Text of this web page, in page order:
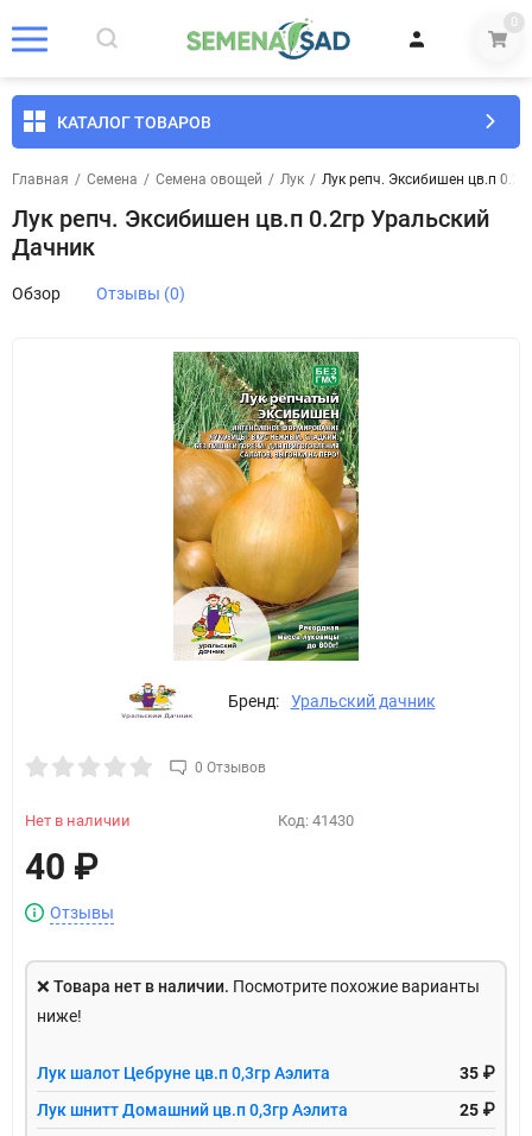
0
КАТАЛОГ ТОВАРОВ
Главная / Семена / Семена овощей / Лук / Лук репч. Эксибишен цв.п
Лук репч. Эксибишен цв.п 0.2гр Уральский
Дачник
Обзор Отзывы (0)
Бренд: Уральский дачник
0 Отзывов
Нет в наличии Код: 41430
40 ₽
Отзывы
❌ Товара нет в наличии. Посмотрите похожие варианты
ниже!
Лук шалот Цебруне цв.п 0,3гр Аэлита
35 ₽
Лук шнитт Домашний цв.п 0,3гр Аэлита
25 ₽